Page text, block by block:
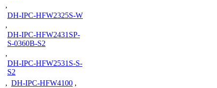
,
DH-IPC-HFW2325S-W
,
DH-IPC-HFW2431SP-
S-0360B-S2
,
DH-IPC-HFW2531S-S-
S2
, DH-IPC-HFW4100 ,